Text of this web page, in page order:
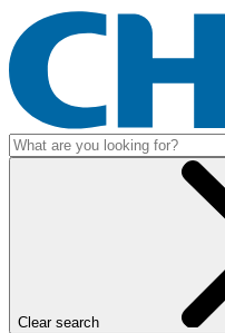
Clear search